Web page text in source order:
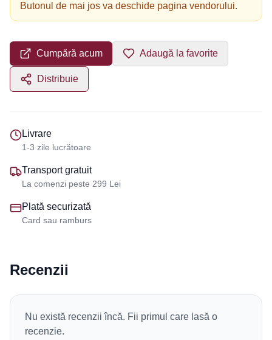
Butonul de mai jos va deschide pagina vendorului.
Cumpără acum Adaugă la favorite
Distribuie
Livrare
1-3 zile lucrătoare
Transport gratuit
La comenzi peste 299 Lei
Plată securizată
Card sau ramburs
Recenzii
Nu există recenzii încă. Fii primul care lasă o
recenzie.